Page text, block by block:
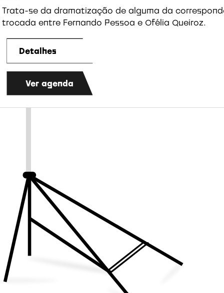
Trata-se da dramatização de alguma da
trocada entre Fernando Pessoa e Ofélia Queiroz.
Detalhes
Ver agenda